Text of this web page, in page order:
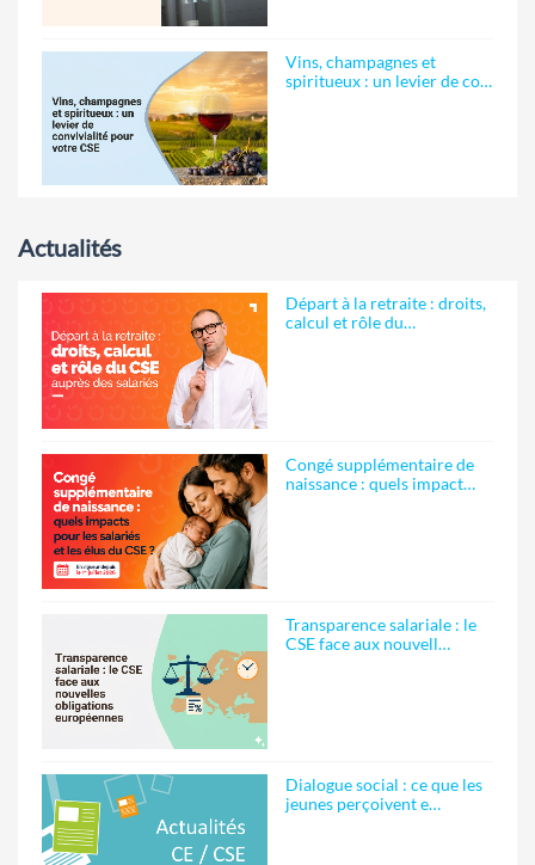
Vins, champagnes et
spiritueux : un levier de co…
Actualités
Départ à la retraite : droits,
calcul et rôle du…
Congé supplémentaire de
naissance : quels impact…
Transparence salariale : le
CSE face aux nouvell…
Dialogue social : ce que les
jeunes perçoivent e…